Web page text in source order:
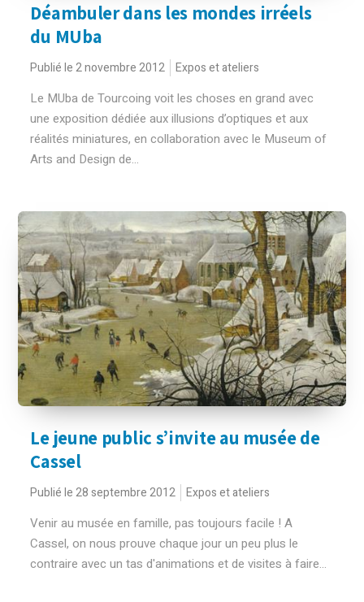
Déambuler dans les mondes irréels
du MUba
Publié le 2 novembre 2012 Expos et ateliers
Le MUba de Tourcoing voit les choses en grand avec
une exposition dédiée aux illusions d’optiques et aux
réalités miniatures, en collaboration avec le Museum of
Arts and Design de...
Le jeune public s’invite au musée de
Cassel
Publié le 28 septembre 2012 Expos et ateliers
Venir au musée en famille, pas toujours facile ! A
Cassel, on nous prouve chaque jour un peu plus le
contraire avec un tas d'animations et de visites à faire...